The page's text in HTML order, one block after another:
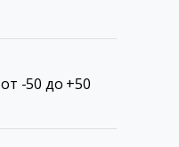
от -50 до +50